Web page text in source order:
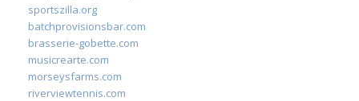
sportszilla.org
batchprovisionsbar.com
brasserie-gobette.com
musicrearte.com
morseysfarms.com
riverviewtennis.com